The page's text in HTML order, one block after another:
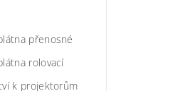
přenosné
rolovací
k projektorům